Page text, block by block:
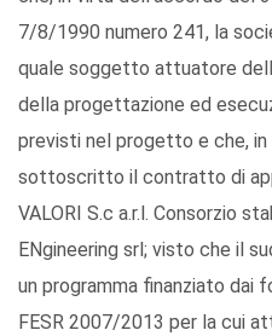
7/8/1990 numero 241, la
quale soggetto attuatore
della progettazione ed
previsti nel progetto e che,
sottoscritto il contratto di
VALORI S.c a.r.l. Consorzio
ENgineering srl; visto che il
un programma finanziato dai
FESR 2007/2013 per la cui